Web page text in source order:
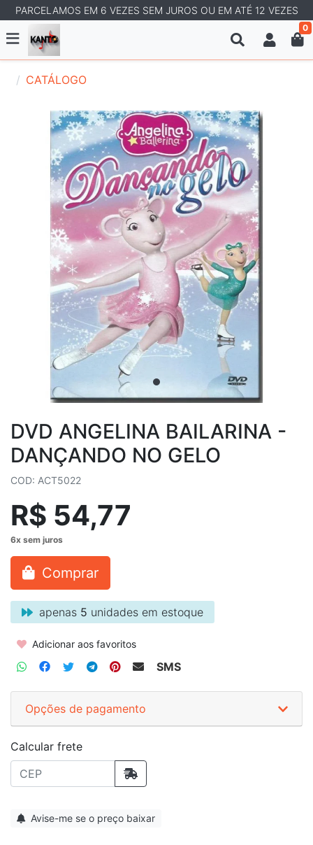
PARCELAMOS EM 6 VEZES SEM JUROS OU EM ATÉ 12 VEZES
0
CATÁLOGO
DVD ANGELINA BAILARINA -
DANÇANDO NO GELO
COD: ACT5022
R$ 54,77
Comprar
apenas 5 unidades em estoque
Adicionar aos favoritos
SMS
Opções de pagamento
Calcular frete
Avise-me se o preço baixar